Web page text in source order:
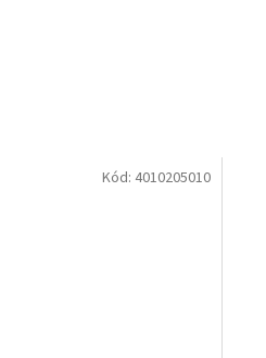
Kód: 4010205010